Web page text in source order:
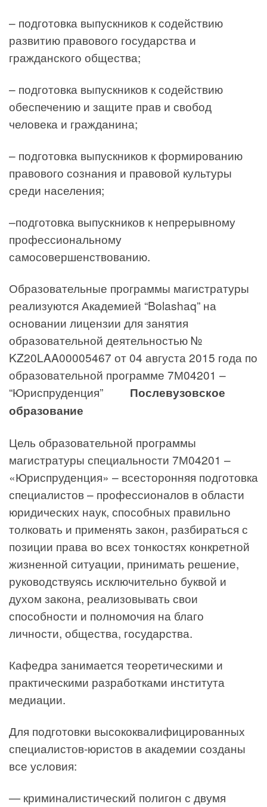
– подготовка выпускников к содействию
развитию правового государства и
гражданского общества;
– подготовка выпускников к содействию
обеспечению и защите прав и свобод
человека и гражданина;
– подготовка выпускников к формированию
правового сознания и правовой культуры
среди населения;
–подготовка выпускников к непрерывному
профессиональному
самосовершенствованию.
Образовательные программы магистратуры
реализуются Академией “Bolashaq” на
основании лицензии для занятия
образовательной деятельностью №
KZ20LAA00005467 от 04 августа 2015 года по
образовательной программе 7М04201 –
“Юриспруденция” Послевузовское
образование
Цель образовательной программы
магистратуры специальности 7М04201 –
«Юриспруденция» – всесторонняя подготовка
специалистов – профессионалов в области
юридических наук, способных правильно
толковать и применять закон, разбираться с
позиции права во всех тонкостях конкретной
жизненной ситуации, принимать решение,
руководствуясь исключительно буквой и
духом закона, реализовывать свои
способности и полномочия на благо
личности, общества, государства.
Кафедра занимается теоретическими и
практическими разработками института
медиации.
Для подготовки высококвалифицированных
специалистов-юристов в академии созданы
все условия:
— криминалистический полигон с двумя